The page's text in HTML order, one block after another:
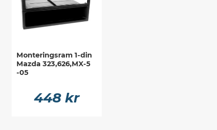
Monteringsram 1-din
Mazda 323,626,MX-5
-05
448 kr